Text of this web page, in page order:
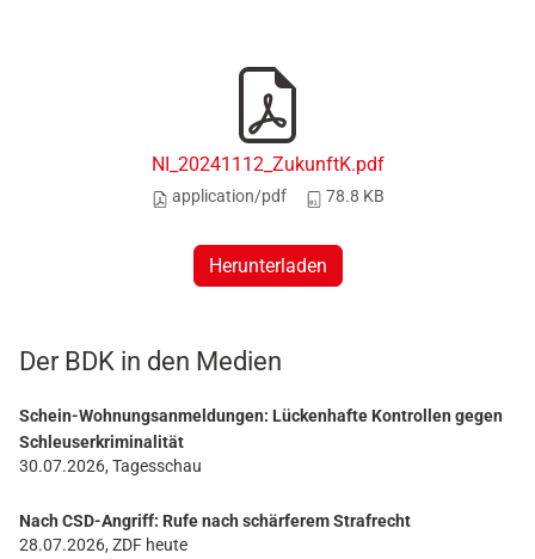
NI_20241112_ZukunftK.pdf
application/pdf 78.8 KB
Herunterladen
Der BDK in den Medien
Schein-Wohnungsanmeldungen: Lückenhafte Kontrollen gegen
Schleuserkriminalität
30.07.2026, Tagesschau
Nach CSD-Angriff: Rufe nach schärferem Strafrecht
28.07.2026, ZDF heute